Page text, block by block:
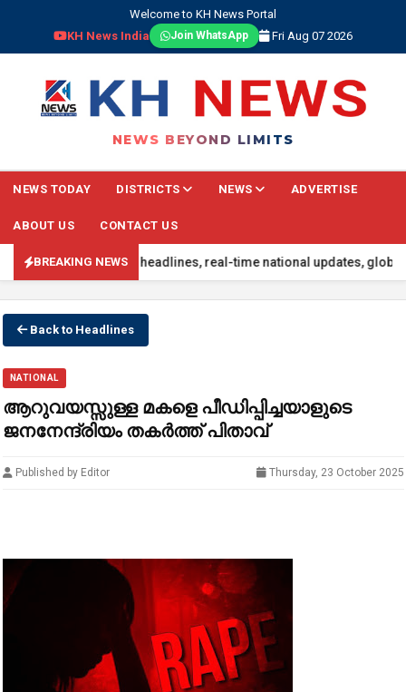
Welcome to KH News Portal
KH News India
Join WhatsApp Fri Aug 07 2026
NEWS BEYOND LIMITS
NEWS TODAY DISTRICTS NEWS ADVERTISE
ABOUT US CONTACT US
BREAKING NEWS
with the latest headlines, real-time national updates, global
Back to Headlines
NATIONAL
ആറുവയസ്സുള്ള മകളെ പീഡിപ്പിച്ചയാളുടെ
ജനനേന്ദ്രിയം തകര്‍ത്ത് പിതാവ്
Published by Editor Thursday, 23 October 2025